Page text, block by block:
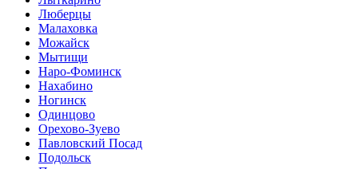
Люберцы
Малаховка
Можайск
Мытищи
Наро-Фоминск
Нахабино
Ногинск
Одинцово
Орехово-Зуево
Павловский Посад
Подольск